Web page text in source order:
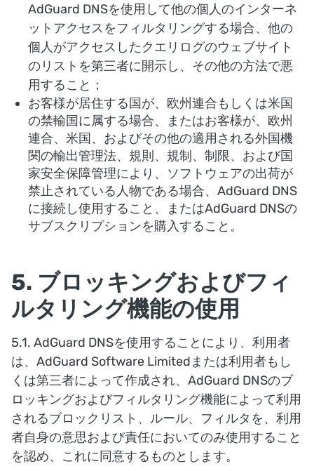
AdGuard DNSを使用して他の個人のインターネ
ットアクセスをフィルタリングする場合、他の
個人がアクセスしたクエリログのウェブサイト
のリストを第三者に開示し、その他の方法で悪
用すること；
お客様が居住する国が、欧州連合もしくは米国
の禁輸国に属する場合、またはお客様が、欧州
連合、米国、およびその他の適用される外国機
関の輸出管理法、規則、規制、制限、および国
家安全保障管理により、ソフトウェアの出荷が
禁止されている人物である場合、AdGuard DNS
に接続し使用すること、またはAdGuard DNSの
サブスクリプションを購入すること。
5. ブロッキングおよびフィ
ルタリング機能の使用
5.1. AdGuard DNSを使用することにより、利用者
は、AdGuard Software Limitedまたは利用者もし
くは第三者によって作成され、AdGuard DNSのブ
ロッキングおよびフィルタリング機能によって利用
されるブロックリスト、ルール、フィルタを、利用
者自身の意思および責任においてのみ使用すること
を認め、これに同意するものとします。